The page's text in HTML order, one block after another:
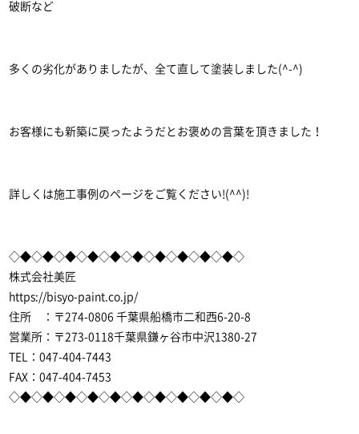
破断など
多くの劣化がありましたが、全て直して塗装しました(^-^)
お客様にも新築に戻ったようだとお褒めの言葉を頂きました！
詳しくは施工事例のページをご覧ください!(^^)!
◇◆◇◆◇◆◇◆◇◆◇◆◇◆◇◆◇◆◇◆◇
株式会社美匠
https://bisyo-paint.co.jp/
住所 ：〒274-0806 千葉県船橋市二和西6-20-8
営業所：〒273-0118千葉県鎌ヶ谷市中沢1380-27
TEL：047-404-7443
FAX：047-404-7453
◇◆◇◆◇◆◇◆◇◆◇◆◇◆◇◆◇◆◇◆◇